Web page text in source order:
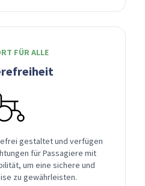
FÜR ALLE
gestaltet und verfügen
für Passagiere mit
um eine sichere und
zu gewährleisten.